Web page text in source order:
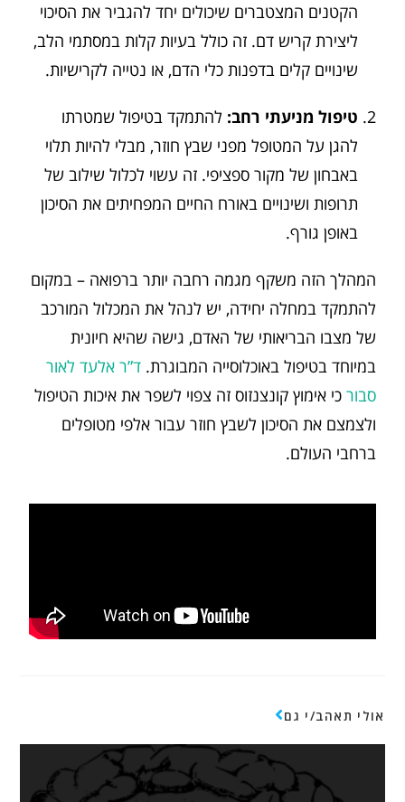
הקטנים המצטברים שיכולים יחד להגביר את הסיכוי
ליצירת קריש דם. זה כולל בעיות קלות במסתמי הלב,
שינויים קלים בדפנות כלי הדם, או נטייה לקרישיות.
טיפול מניעתי רחב: להתמקד בטיפול שמטרתו
להגן על המטופל מפני שבץ חוזר, מבלי להיות תלוי
באבחון של מקור ספציפי. זה עשוי לכלול שילוב של
תרופות ושינויים באורח החיים המפחיתים את הסיכון
באופן גורף.
המהלך הזה משקף מגמה רחבה יותר ברפואה – במקום
להתמקד במחלה יחידה, יש לנהל את המכלול המורכב
של מצבו הבריאותי של האדם, גישה שהיא חיונית
במיוחד בטיפול באוכלוסייה המבוגרת.ד”ר אלעד לאור
סבור כי אימוץ קונצנזוס זה צפוי לשפר את איכות הטיפול
ולצמצם את הסיכון לשבץ חוזר עבור אלפי מטופלים
ברחבי העולם.
אולי תאהב/י גם